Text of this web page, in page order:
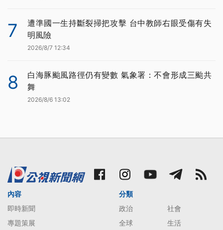
7
遭準國一生持斷裂掃把攻擊 台中教師右眼受傷有失
明風險
2026/8/7 12:34
8
白海豚颱風路徑仍有變數 氣象署：不會形成三颱共
舞
2026/8/6 13:02
內容
即時新聞
專題策展
分類
政治
社會
全球
生活